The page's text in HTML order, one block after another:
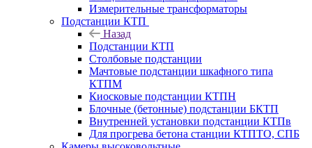
Измерительные трансформаторы
Подстанции КТП
Назад
Подстанции КТП
Столбовые подстанции
Мачтовые подстанции шкафного типа
КТПМ
Киосковые подстанции КТПН
Блочные (бетонные) подстанции БКТП
Внутренней установки подстанции КТПв
Для прогрева бетона станции КТПТО, СПБ